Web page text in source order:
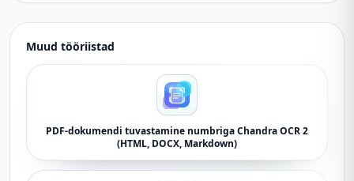
Muud tööriistad
PDF-dokumendi tuvastamine numbriga Chandra OCR 2
(HTML, DOCX, Markdown)